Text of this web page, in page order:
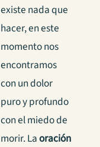
existe nada que
hacer, en este
momento nos
encontramos
con un dolor
puro y profundo
con el miedo de
morir. Laoración